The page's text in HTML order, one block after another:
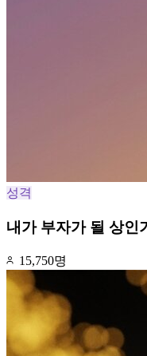
성격
내가 부자가 될 상인
15,750명